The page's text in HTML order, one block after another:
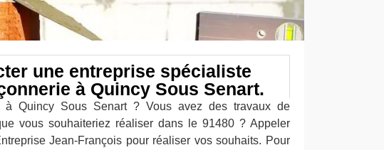
une entreprise spécialiste
à Quincy Sous Senart.
à Quincy Sous Senart ? Vous avez des travaux de
vous souhaiteriez réaliser dans le 91480 ? Appeler
Jean-François pour réaliser vos souhaits. Pour